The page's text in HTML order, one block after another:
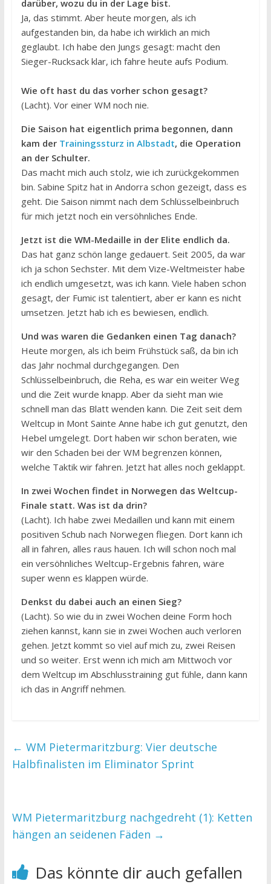
darüber, wozu du in der Lage bist.
Ja, das stimmt. Aber heute morgen, als ich
aufgestanden bin, da habe ich wirklich an mich
geglaubt. Ich habe den Jungs gesagt: macht den
Sieger-Rucksack klar, ich fahre heute aufs Podium.
Wie oft hast du das vorher schon gesagt?
(Lacht). Vor einer WM noch nie.
Die Saison hat eigentlich prima begonnen, dann
kam der Trainingssturz in Albstadt, die Operation
an der Schulter.
Das macht mich auch stolz, wie ich zurückgekommen
bin. Sabine Spitz hat in Andorra schon gezeigt, dass es
geht. Die Saison nimmt nach dem Schlüsselbeinbruch
für mich jetzt noch ein versöhnliches Ende.
Jetzt ist die WM-Medaille in der Elite endlich da.
Das hat ganz schön lange gedauert. Seit 2005, da war
ich ja schon Sechster. Mit dem Vize-Weltmeister habe
ich endlich umgesetzt, was ich kann. Viele haben schon
gesagt, der Fumic ist talentiert, aber er kann es nicht
umsetzen. Jetzt hab ich es bewiesen, endlich.
Und was waren die Gedanken einen Tag danach?
Heute morgen, als ich beim Frühstück saß, da bin ich
das Jahr nochmal durchgegangen. Den
Schlüsselbeinbruch, die Reha, es war ein weiter Weg
und die Zeit wurde knapp. Aber da sieht man wie
schnell man das Blatt wenden kann. Die Zeit seit dem
Weltcup in Mont Sainte Anne habe ich gut genutzt, den
Hebel umgelegt. Dort haben wir schon beraten, wie
wir den Schaden bei der WM begrenzen können,
welche Taktik wir fahren. Jetzt hat alles noch geklappt.
In zwei Wochen findet in Norwegen das Weltcup-
Finale statt. Was ist da drin?
(Lacht). Ich habe zwei Medaillen und kann mit einem
positiven Schub nach Norwegen fliegen. Dort kann ich
all in fahren, alles raus hauen. Ich will schon noch mal
ein versöhnliches Weltcup-Ergebnis fahren, wäre
super wenn es klappen würde.
Denkst du dabei auch an einen Sieg?
(Lacht). So wie du in zwei Wochen deine Form hoch
ziehen kannst, kann sie in zwei Wochen auch verloren
gehen. Jetzt kommt so viel auf mich zu, zwei Reisen
und so weiter. Erst wenn ich mich am Mittwoch vor
dem Weltcup im Abschlusstraining gut fühle, dann kann
ich das in Angriff nehmen.
← WM Pietermaritzburg: Vier deutsche
Halbfinalisten im Eliminator Sprint
WM Pietermaritzburg nachgedreht (1): Ketten
hängen an seidenen Fäden →
Das könnte dir auch gefallen